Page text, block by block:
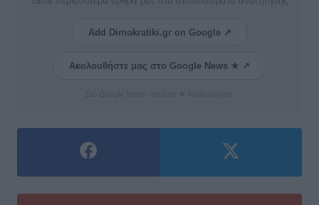
Add Dimokratiki.gr on Google ↗
Ακολουθήστε μας στο Google News ★ ↗